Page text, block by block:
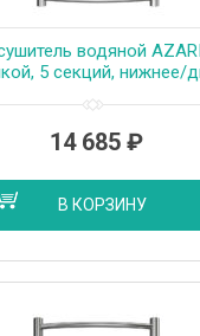
водяной
5 секций, нижнее/
14 685 ₽
В КОРЗИНУ